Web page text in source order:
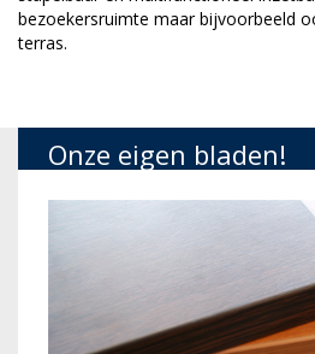
bezoekersruimte maar bijvoorbeeld
terras.
Onze eigen bladen!